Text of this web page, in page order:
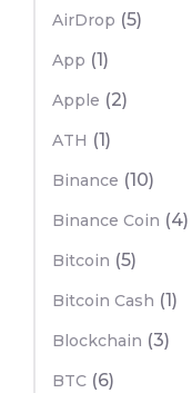
AirDrop (5)
App (1)
Apple (2)
ATH (1)
Binance (10)
Binance Coin (4)
Bitcoin (5)
Bitcoin Cash (1)
Blockchain (3)
BTC (6)